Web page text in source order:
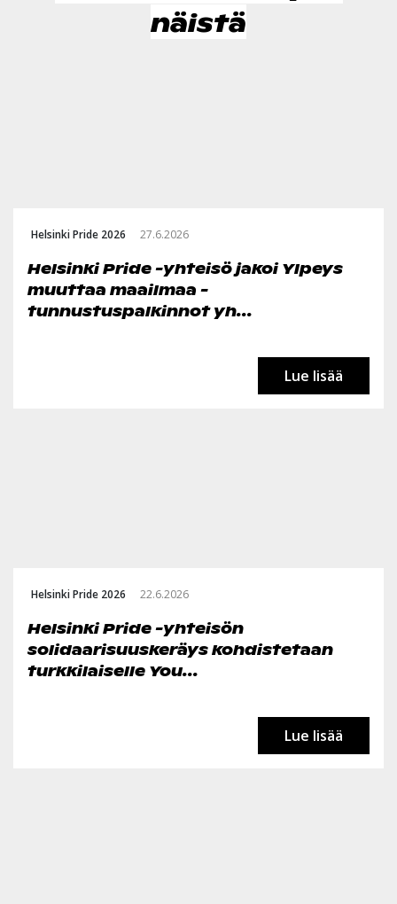
näistä
Helsinki Pride 2026 27.6.2026
Helsinki Pride -yhteisö jakoi Ylpeys
muuttaa maailmaa -
tunnustuspalkinnot yh...
Lue lisää
Helsinki Pride 2026 22.6.2026
Helsinki Pride -yhteisön
solidaarisuuskeräys kohdistetaan
turkkilaiselle You...
Lue lisää